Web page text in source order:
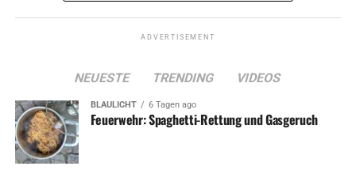
ADVERTISEMENT
NEUESTE TRENDING VIDEOS
BLAULICHT 6 Tagen ago
Feuerwehr: Spaghetti-Rettung und Gasgeruch